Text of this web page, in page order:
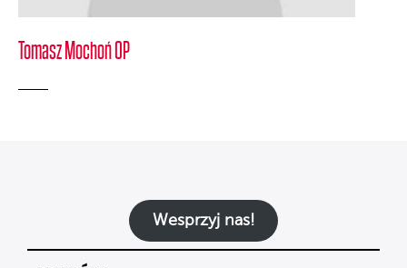
Tomasz Mochoń OP
Wesprzyj nas!